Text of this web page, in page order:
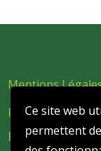
Ce site web
permettent
Mentions
Politique de
personnelles